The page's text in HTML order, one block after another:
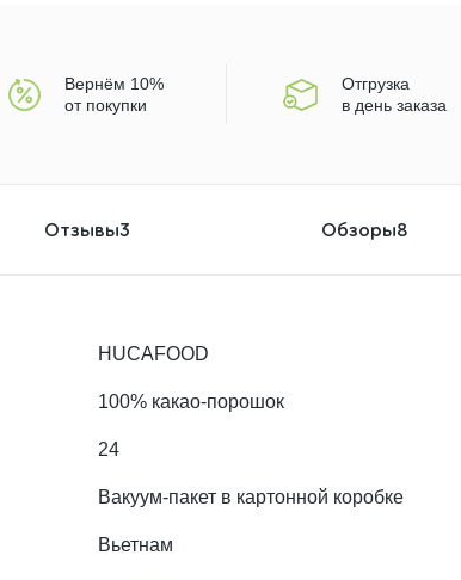
Вернём 10%
от покупки
Отгрузка
в день заказа
Отзывы3 Обзоры8
HUCAFOOD
100% какао-порошок
24
Вакуум-пакет в картонной коробке
Вьетнам